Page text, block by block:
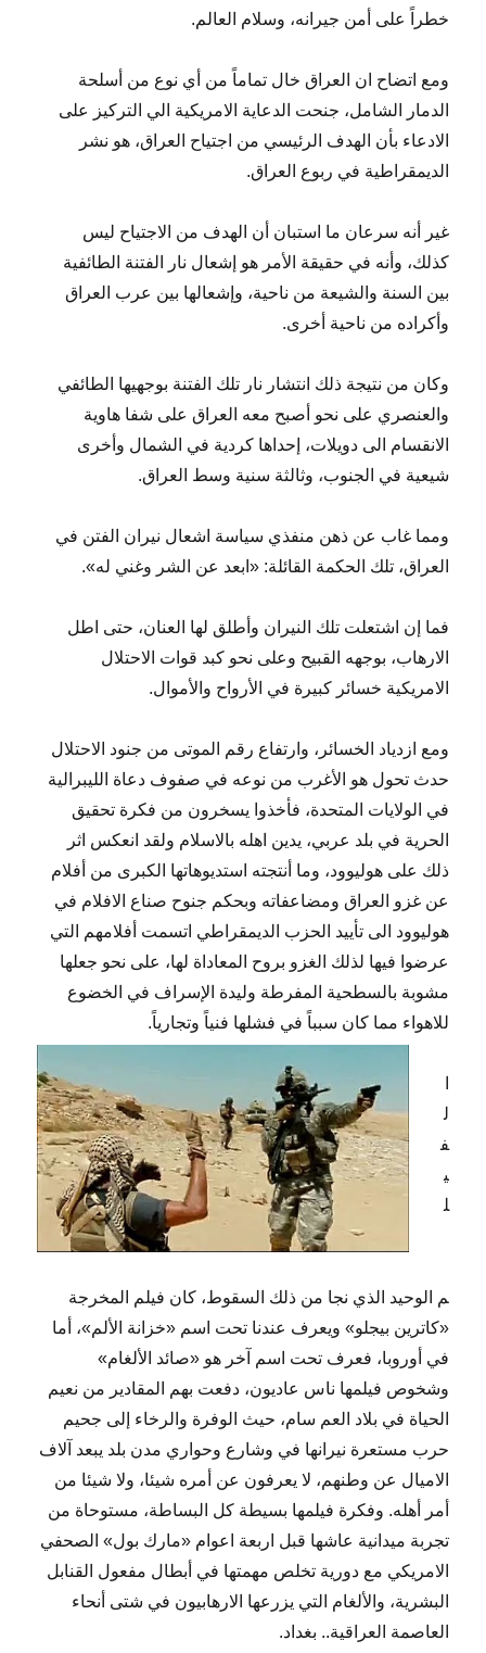
خطراً على أمن جيرانه، وسلام العالم.
ومع اتضاح ان العراق خال تماماً من أي نوع من أسلحة
الدمار الشامل، جنحت الدعاية الامريكية الي التركيز على
الادعاء بأن الهدف الرئيسي من اجتياح العراق، هو نشر
الديمقراطية في ربوع العراق.
غير أنه سرعان ما استبان أن الهدف من الاجتياح ليس
كذلك، وأنه في حقيقة الأمر هو إشعال نار الفتنة الطائفية
بين السنة والشيعة من ناحية، وإشعالها بين عرب العراق
وأكراده من ناحية أخرى.
وكان من نتيجة ذلك انتشار نار تلك الفتنة بوجهيها الطائفي
والعنصري على نحو أصبح معه العراق على شفا هاوية
الانقسام الى دويلات، إحداها كردية في الشمال وأخرى
شيعية في الجنوب، وثالثة سنية وسط العراق.
ومما غاب عن ذهن منفذي سياسة اشعال نيران الفتن في
العراق، تلك الحكمة القائلة: «ابعد عن الشر وغني له».
فما إن اشتعلت تلك النيران وأطلق لها العنان، حتى اطل
الارهاب، بوجهه القبيح وعلى نحو كبد قوات الاحتلال
الامريكية خسائر كبيرة في الأرواح والأموال.
ومع ازدياد الخسائر، وارتفاع رقم الموتى من جنود الاحتلال
حدث تحول هو الأغرب من نوعه في صفوف دعاة الليبرالية
في الولايات المتحدة، فأخذوا يسخرون من فكرة تحقيق
الحرية في بلد عربي، يدين اهله بالاسلام ولقد انعكس اثر
ذلك على هوليوود، وما أنتجته استديوهاتها الكبرى من أفلام
عن غزو العراق ومضاعفاته وبحكم جنوح صناع الافلام في
هوليوود الى تأييد الحزب الديمقراطي اتسمت أفلامهم التي
عرضوا فيها لذلك الغزو بروح المعاداة لها، على نحو جعلها
مشوبة بالسطحية المفرطة وليدة الإسراف في الخضوع
للاهواء مما كان سبباً في فشلها فنياً وتجارياً.
ل
ف
ي
ل
م الوحيد الذي نجا من ذلك السقوط، كان فيلم المخرجة
«كاترين بيجلو» ويعرف عندنا تحت اسم «خزانة الألم»، أما
في أوروبا، فعرف تحت اسم آخر هو «صائد الألغام»
وشخوص فيلمها ناس عاديون، دفعت بهم المقادير من نعيم
الحياة في بلاد العم سام، حيث الوفرة والرخاء إلى جحيم
حرب مستعرة نيرانها في وشارع وحواري مدن بلد يبعد آلاف
الاميال عن وطنهم، لا يعرفون عن أمره شيئا، ولا شيئا من
أمر أهله. وفكرة فيلمها بسيطة كل البساطة، مستوحاة من
تجربة ميدانية عاشها قبل اربعة اعوام «مارك بول» الصحفي
الامريكي مع دورية تخلص مهمتها في أبطال مفعول القنابل
البشرية، والألغام التي يزرعها الارهابيون في شتى أنحاء
العاصمة العراقية.. بغداد.